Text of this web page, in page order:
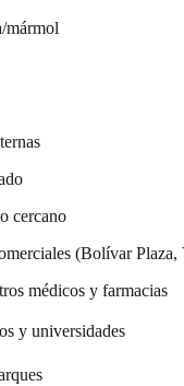
mármol
cercano
(Bolívar
médicos y farmacias
y universidades